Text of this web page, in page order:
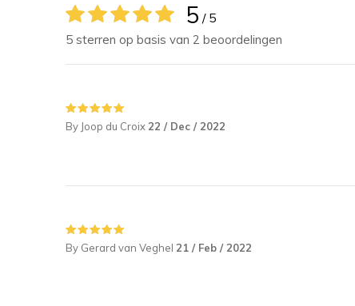
5 / 5
5 sterren op basis van 2 beoordelingen
By Joop du Croix 22 / Dec / 2022
By Gerard van Veghel 21 / Feb / 2022